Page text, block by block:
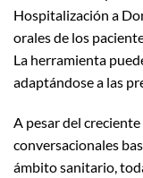
Hospitalización a
orales de los
La herramienta
adaptándose a las
A pesar del
conversacionales
ámbito sanitario,